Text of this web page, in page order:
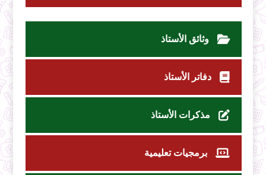
وثائق الأستاذ
دفاتر الأستاذ
مذكرات الأستاذ
برمجيات تعليمية